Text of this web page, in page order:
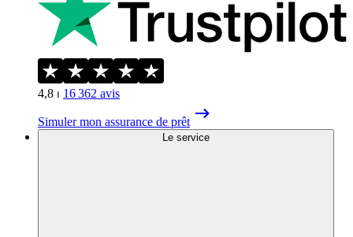
4,8 ⏐ 16 362 avis
Simuler mon assurance de prêt
Le service